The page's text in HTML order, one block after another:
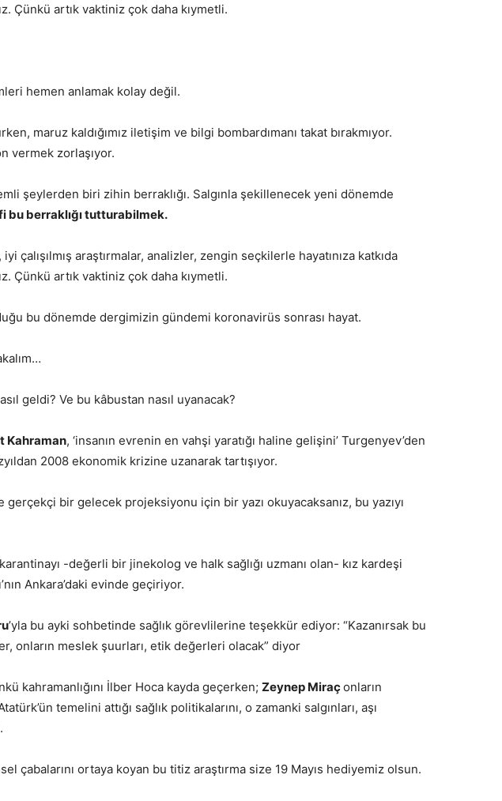
Çünkü artık vaktiniz çok daha kıymetli.
hemen anlamak kolay değil.
maruz kaldığımız iletişim ve bilgi bombardımanı takat bırakmıyor.
vermek zorlaşıyor.
şeylerden biri zihin berraklığı. Salgınla şekillenecek yeni dönemde
bu berraklığı tutturabilmek.
iyi çalışılmış araştırmalar, analizler, zengin seçkilerle hayatınıza katkıda
Çünkü artık vaktiniz çok daha kıymetli.
bu dönemde dergimizin gündemi koronavirüs sonrası hayat.
geldi? Ve bu kâbustan nasıl uyanacak?
Kahraman, ‘insanın evrenin en vahşi yaratığı haline gelişini’ Turgenyev’den
2008 ekonomik krizine uzanarak tartışıyor.
bir gelecek projeksiyonu için bir yazı okuyacaksanız, bu yazıyı
karantinayı -değerli bir jinekolog ve halk sağlığı uzmanı olan- kız kardeşi
Ankara’daki evinde geçiriyor.
’yla bu ayki sohbetinde sağlık görevlilerine teşekkür ediyor: “Kazanırsak bu
onların meslek şuurları, etik değerleri olacak” diyor
kahramanlığını İlber Hoca kayda geçerken; Zeynep Miraçonların
temelini attığı sağlık politikalarını, o zamanki salgınları, aşı
çabalarını ortaya koyan bu titiz araştırma size 19 Mayıs hediyemiz olsun.